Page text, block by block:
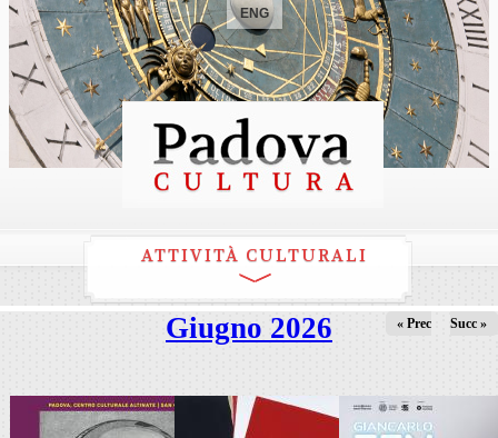
ENG
ATTIVITÀ CULTURALI
Giugno 2026 « Prec Succ »